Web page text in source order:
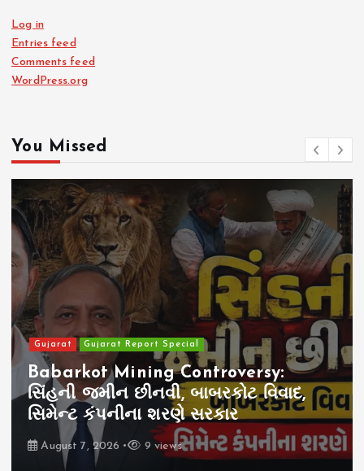
Log in
Entries feed
Comments feed
WordPress.org
You Missed
Gujarat Gujarat Report Special
Babarkot Mining Controversy:
સિંહની જમીન છીનવી, બાબરકોટ વિવાદ,
સિમેન્ટ કંપનીના શરણે સરકાર
August 7, 2026 9 views